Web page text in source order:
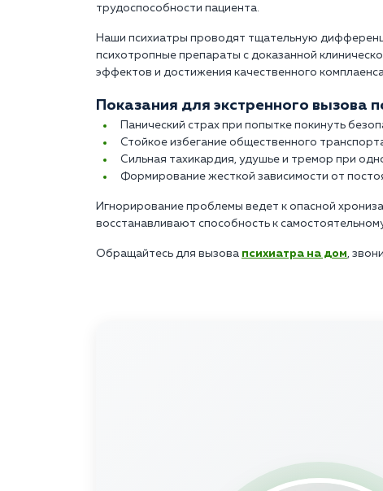
трудоспособности пациента.
Наши психиатры проводят тщательную
психотропные препараты с доказанной
эффектов и достижения качественного
Показания для экстренного вызова
Панический страх при попытке покинуть
Стойкое избегание общественного
Сильная тахикардия, удушье и тремор при
Формирование жесткой зависимости от
Игнорирование проблемы ведет к опасной
восстанавливают способность к
Обращайтесь для вызова психиатра на дом,